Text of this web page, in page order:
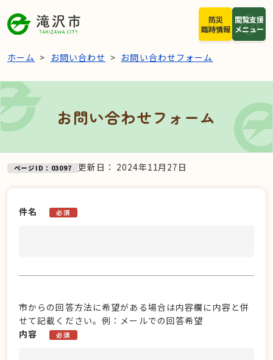
閲覧支援
メニュー
防災
臨時情報
ホーム お問い合わせ お問い合わせフォーム
お問い合わせフォーム
ページID：03097 更新日： 2024年11月27日
件名 必須
市からの回答方法に希望がある場合は内容欄に内容と併
せて記載ください。例：メールでの回答希望
内容
必須